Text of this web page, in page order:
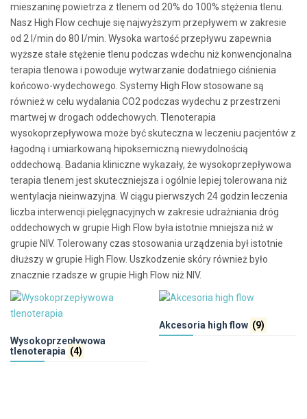
mieszaninę powietrza z tlenem od 20% do 100% stężenia tlenu.
Nasz High Flow cechuje się najwyższym przepływem w zakresie
od 2 l/min do 80 l/min. Wysoka wartość przepływu zapewnia
wyższe stałe stężenie tlenu podczas wdechu niż konwencjonalna
terapia tlenowa i powoduje wytwarzanie dodatniego ciśnienia
końcowo-wydechowego. Systemy High Flow stosowane są
również w celu wydalania CO2 podczas wydechu z przestrzeni
martwej w drogach oddechowych. Tlenoterapia
wysokoprzepływowa może być skuteczna w leczeniu pacjentów z
łagodną i umiarkowaną hipoksemiczną niewydolnością
oddechową. Badania kliniczne wykazały, że wysokoprzepływowa
terapia tlenem jest skuteczniejsza i ogólnie lepiej tolerowana niż
wentylacja nieinwazyjna. W ciągu pierwszych 24 godzin leczenia
liczba interwencji pielęgnacyjnych w zakresie udrażniania dróg
oddechowych w grupie High Flow była istotnie mniejsza niż w
grupie NIV. Tolerowany czas stosowania urządzenia był istotnie
dłuższy w grupie High Flow. Uszkodzenie skóry również było
znacznie rzadsze w grupie High Flow niż NIV.
Wysokoprzepływowa
tlenoterapia (4)
Akcesoria high flow (9)